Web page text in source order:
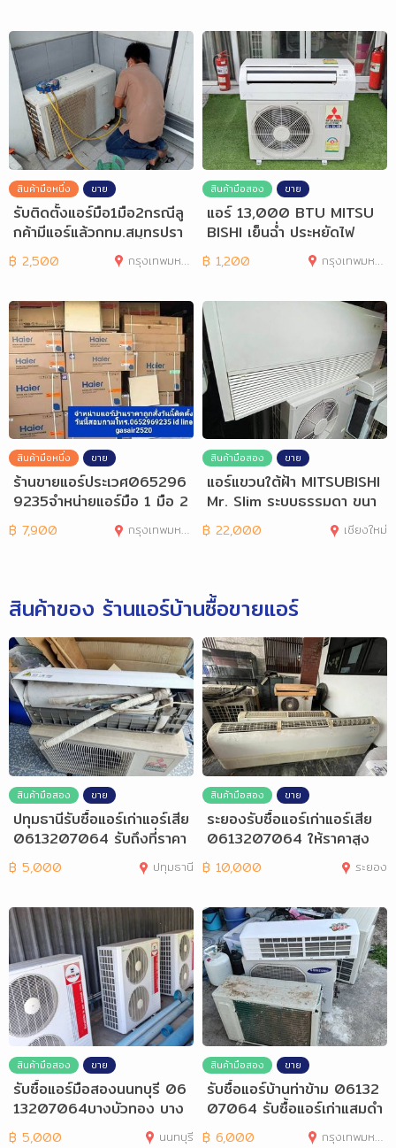
สินค้ามือหนึ่ง ขาย
รับติดตั้งแอร์มือ1มือ2กรณีลู
กค้ามีแอร์แล้วกทม.สมุทรปรา
การ
฿ 2,500 กรุงเทพมหานคร
สินค้ามือสอง ขาย
แอร์ 13,000 BTU MITSU
BISHI เย็นฉ่ำ ประหยัดไฟ
฿ 1,200 กรุงเทพมหานคร
สินค้ามือหนึ่ง ขาย
ร้านขายแอร์ประเวศ065296
9235จำหน่ายแอร์มือ 1 มือ 2
ราคาถูก
฿ 7,900 กรุงเทพมหานคร
สินค้ามือสอง ขาย
แอร์แขวนใต้ฝ้า MITSUBISHI
Mr. Slim ระบบธรรมดา ขนา
ด 36,000 BT
฿ 22,000 เชียงใหม่
สินค้าของ ร้านแอร์บ้านซื้อขายแอร์
สินค้ามือสอง ขาย
ปทุมธานีรับซื้อแอร์เก่าแอร์เสีย
0613207064 รับถึงที่ราคา
สูง
฿ 5,000 ปทุมธานี
สินค้ามือสอง ขาย
ระยองรับซื้อแอร์เก่าแอร์เสีย
0613207064 ให้ราคาสูง
฿ 10,000 ระยอง
สินค้ามือสอง ขาย
รับซื้อแอร์มือสองนนทบุรี 06
13207064บางบัวทอง บาง
กรวย ไทรน้อย
฿ 5,000 นนทบุรี
สินค้ามือสอง ขาย
รับซื้อแอร์บ้านท่าข้าม 06132
07064 รับซื้อแอร์เก่าแสมดำ
฿ 6,000 กรุงเทพมหานคร